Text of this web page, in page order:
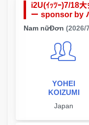
i2U(ｲｯﾂｰ)7/18
ー sponsor by
Nam nữĐơn (2026/
YOHEI
KOIZUMI
Japan